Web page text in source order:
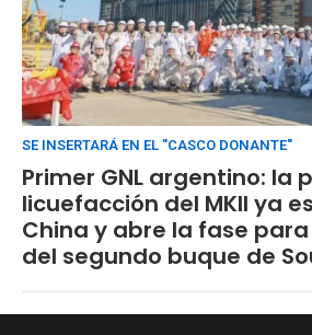
SE INSERTARÁ EN EL "CASCO DONANTE"
Primer GNL argentino: la
licuefacción del MKII ya
China y abre la fase
del segundo buque de